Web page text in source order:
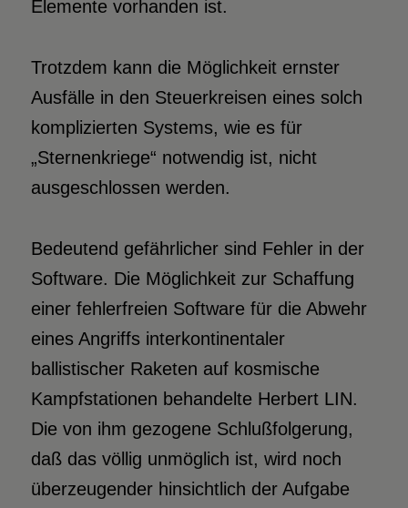
Elemente vorhanden ist.
Trotzdem kann die Möglichkeit ernster
Ausfälle in den Steuerkreisen eines solch
komplizierten Systems, wie es für
„Sternenkriege“ notwendig ist, nicht
ausgeschlossen werden.
Bedeutend gefährlicher sind Fehler in der
Software. Die Möglichkeit zur Schaffung
einer fehlerfreien Software für die Abwehr
eines Angriffs interkontinentaler
ballistischer Raketen auf kosmische
Kampfstationen behandelte Herbert LIN.
Die von ihm gezogene Schlußfolgerung,
daß das völlig unmöglich ist, wird noch
überzeugender hinsichtlich der Aufgabe